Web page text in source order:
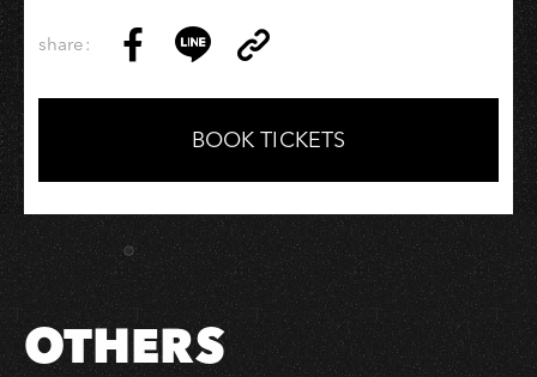
share:
on
Facebook
on
LINE
Link
Copy
BOOK TICKETS
OTHERS